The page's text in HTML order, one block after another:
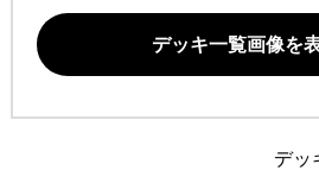
デッキ一覧画像を
デッ